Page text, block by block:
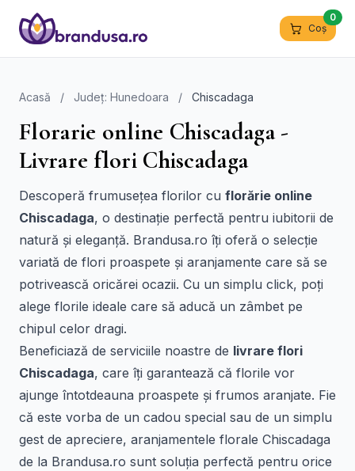
Coș
0
Acasă / Județ: Hunedoara / Chiscadaga
Florarie online Chiscadaga -
Livrare flori Chiscadaga
Descoperă frumusețea florilor cu florărie online
Chiscadaga, o destinație perfectă pentru iubitorii de
natură și eleganță. Brandusa.ro îți oferă o selecție
variată de flori proaspete și aranjamente care să se
potrivească oricărei ocazii. Cu un simplu click, poți
alege florile ideale care să aducă un zâmbet pe
chipul celor dragi.
Beneficiază de serviciile noastre de livrare flori
Chiscadaga, care îți garantează că florile vor
ajunge întotdeauna proaspete și frumos aranjate. Fie
că este vorba de un cadou special sau de un simplu
gest de apreciere, aranjamentele florale Chiscadaga
de la Brandusa.ro sunt soluția perfectă pentru orice